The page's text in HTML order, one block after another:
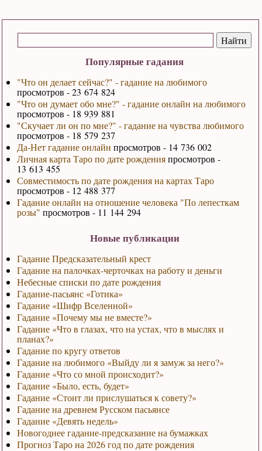
Популярные гадания
"Что он делает сейчас?" - гадание на любимого
просмотров - 23 674 824
"Что он думает обо мне?" - гадание онлайн на любимого
просмотров - 18 939 881
"Скучает ли он по мне?" - гадание на чувства любимого
просмотров - 18 579 237
Да-Нет гадание онлайн просмотров - 14 736 002
Личная карта Таро по дате рожденияпросмотров -
13 613 455
Совместимость по дате рождения на картах Таро
просмотров - 12 488 377
Гадание онлайн на отношение человека "По лепесткам
розы" просмотров - 11 144 294
Новые публикации
Гадание Предсказательный крест
Гадание на палочках-черточках на работу и деньги
Небесные списки по дате рождения
Гадание-пасьянс «Готика»
Гадание «Шифр Вселенной»
Гадание «Почему мы не вместе?»
Гадание «Что в глазах, что на устах, что в мыслях и
планах?»
Гадание по кругу ответов
Гадание на любимого «Выйду ли я замуж за него?»
Гадание «Что со мной происходит?»
Гадание «Было, есть, будет»
Гадание «Стоит ли прислушаться к совету?»
Гадание на древнем Русском пасьянсе
Гадание «Девять недель»
Новогоднее гадание-предсказание на бумажках
Прогноз Таро на 2026 год по дате рождения